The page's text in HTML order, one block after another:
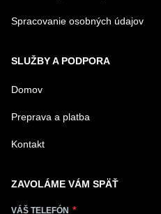
Spracovanie osobných údajov
SLUŽBY A PODPORA
Domov
Preprava a platba
Kontakt
ZAVOLÁME VÁM SPÄŤ
VÁŠ TELEFÓN